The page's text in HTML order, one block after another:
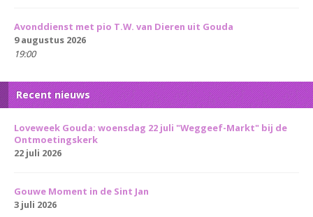
Avonddienst met pio T.W. van Dieren uit Gouda
9 augustus 2026
19:00
Recent nieuws
Loveweek Gouda: woensdag 22 juli "Weggeef-Markt" bij de
Ontmoetingskerk
22 juli 2026
Gouwe Moment in de Sint Jan
3 juli 2026